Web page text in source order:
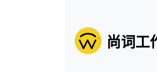
尚词工